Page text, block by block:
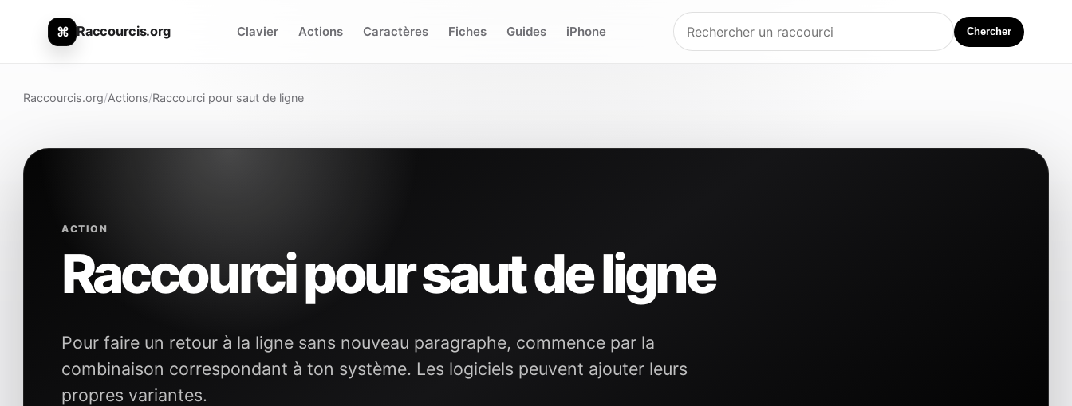
⌘ Raccourcis.org Clavier Actions Caractères Fiches Guides iPhone Chercher
Raccourcis.org/Actions/Raccourci pour saut de ligne
ACTION
Raccourci pour saut de ligne
Pour faire un retour à la ligne sans nouveau paragraphe, commence par la
combinaison correspondant à ton système. Les logiciels peuvent ajouter leurs
propres variantes.